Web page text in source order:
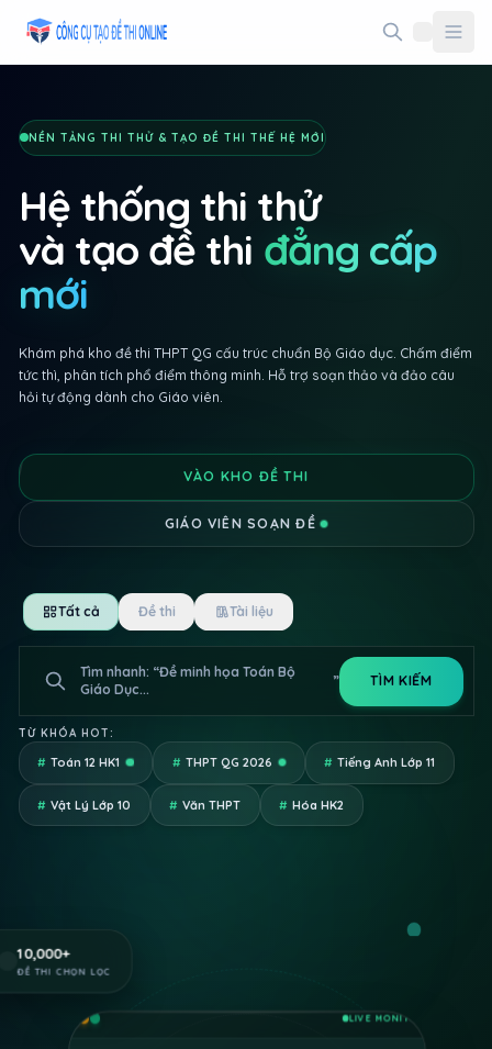
NỀN TẢNG THI THỬ & TẠO ĐỀ THI THẾ HỆ MỚI
Hệ thống thi thử
và tạo đề thi đẳng cấp
mới
Khám phá kho đề thi THPT QG cấu trúc chuẩn Bộ Giáo dục. Chấm điểm
tức thì, phân tích phổ điểm thông minh. Hỗ trợ soạn thảo và đảo câu
hỏi tự động dành cho Giáo viên.
VÀO KHO ĐỀ THI
GIÁO VIÊN SOẠN ĐỀ
Tất cả Đề thi Tài liệu
Tìm nhanh: “ Trắc n ” TÌM KIẾM
TỪ KHÓA HOT:
# Toán 12 HK1 # THPT QG 2026 # Tiếng Anh Lớp 11
# Vật Lý Lớp 10 # Văn THPT # Hóa HK2
10,000+
ĐỀ THI CHỌN LỌC